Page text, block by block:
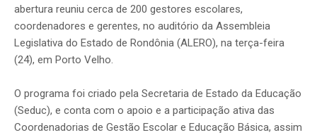
abertura reuniu cerca de 200 gestores escolares,
coordenadores e gerentes, no auditório da Assembleia
Legislativa do Estado de Rondônia (ALERO), na terça-feira
(24), em Porto Velho.
O programa foi criado pela Secretaria de Estado da Educação
(Seduc), e conta com o apoio e a participação ativa das
Coordenadorias de Gestão Escolar e Educação Básica, assim